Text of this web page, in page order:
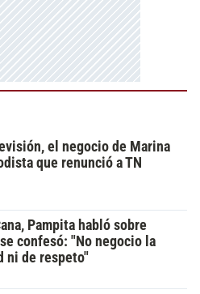
el negocio de Marina
que renunció a TN
Pampita habló sobre
confesó: "No negocio la
ni de respeto"